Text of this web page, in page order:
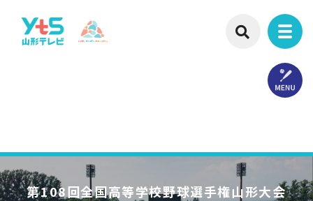
第108回全国高等学校野球選手権山形大会